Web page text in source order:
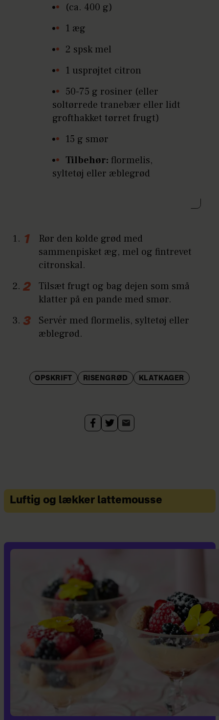
(ca. 400 g)
1 æg
2 spsk mel
1 usprøjtet citron
50-75 g rosiner (eller
soltørrede tranebær eller lidt
grofthakket tørret frugt)
15 g smør
Tilbehør: flormelis,
syltetøj eller æblegrød
Rør den kolde grød med
sammenpisket æg, mel og fintrevet
citronskal.
Tilsæt frugt og bag dejen som små
klatter på en pande med smør.
Servér med flormelis, syltetøj eller
æblegrød.
OPSKRIFT RISENGRØD KLATKAGER
Luftig og lækker lattemousse